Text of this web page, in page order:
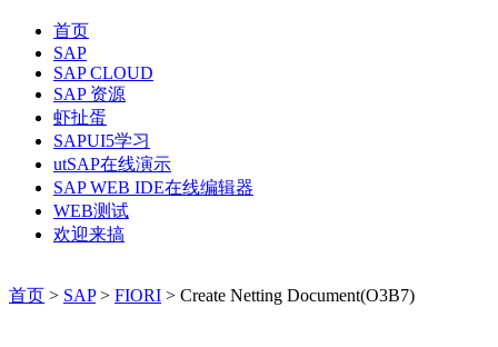
首页
SAP
SAP CLOUD
SAP 资源
虾扯蛋
SAPUI5学习
utSAP在线演示
SAP WEB IDE在线编辑器
WEB测试
欢迎来搞
首页 > SAP> FIORI > Create Netting Document(O3B7)